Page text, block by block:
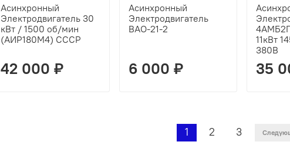
Асинхронный
Электродвигатель 30
кВт / 1500 об/мин
(АИР180М4) СССР
42 000 ₽
Асинхронный
Электродвигатель
ВАО-21-2
6 000 ₽
11кВт
380В
35
1 2 3